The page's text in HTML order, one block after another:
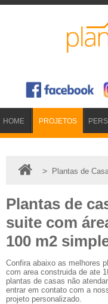
HOME PROJETOS
> Plantas de
Plantas de
suite com
100 m2
Confira abaixo as melhores
com area construida de ate
plantas de casas não
entrar em contato com a
projeto personalizado.